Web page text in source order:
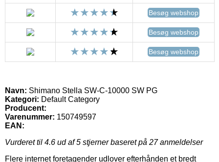
Besøg webshop
Besøg webshop
Besøg webshop
Navn: Shimano Stella SW-C-10000 SW PG
Kategori: Default Category
Producent:
Varenummer: 150749597
EAN:
Vurderet til 4.6 ud af 5 stjerner baseret på 27anmeldelser
Flere internet foretagender udlover efterhånden et bredt